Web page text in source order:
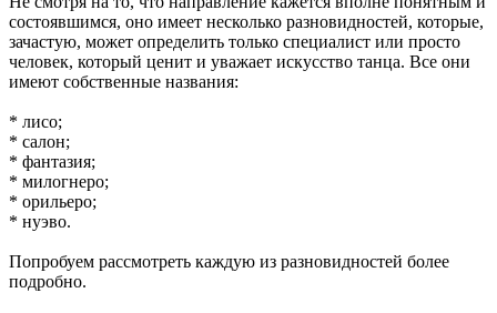
состоявшимся, оно имеет несколько разновидностей, которые,
зачастую, может определить только специалист или просто
человек, который ценит и уважает искусство танца. Все они
имеют собственные названия:
* лисо;
* салон;
* фантазия;
* милогнеро;
* орильеро;
* нуэво.
Попробуем рассмотреть каждую из разновидностей более
подробно.